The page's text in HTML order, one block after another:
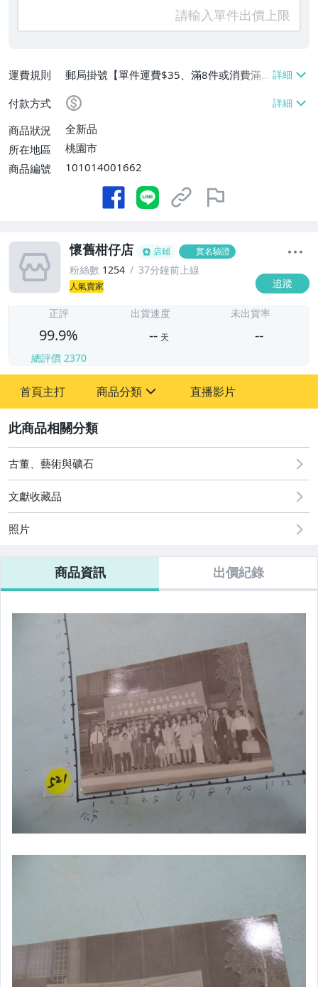
運費規則
郵局掛號【單件運費$35、滿8件或消費滿
$3500免運費】
付款方式
商品狀況
全新品
所在地區
桃園市
商品編號
101014001662
懷舊柑仔店 店鋪 實名驗證
粉絲數 1254 37分鐘前上線
人氣賣家 追蹤
正評
99.9%
總評價 2370
出貨速度
-- 天
未出貨率
--
首頁主打 商品分類
其它
直播影片
古董、藝術與礦石
文獻收藏品
照片
商品資訊 出價紀錄